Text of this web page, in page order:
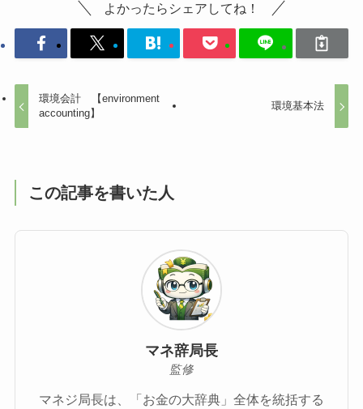
よかったらシェアしてね！
環境会計 【environment
accounting】
環境基本法
この記事を書いた人
マネ辞局長
監修
マネジ局長は、「お金の大辞典」全体を統括する